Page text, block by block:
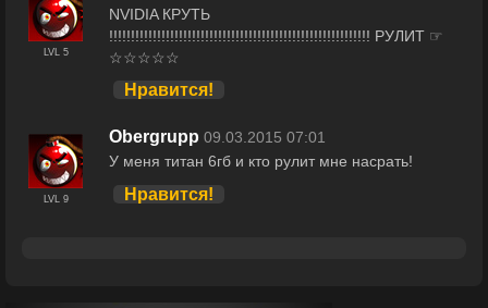
LVL 5
NVIDIA КРУТЬ
!!!!!!!!!!!!!!!!!!!!!!!!!!!!!!!!!!!!!!!!!!!!!!!!!!!!!!!!!!!! РУЛИТ ☞
☆☆☆☆☆
Нравится!
LVL 9
Obergrupp 09.03.2015 07:01
У меня титан 6гб и кто рулит мне насрать!
Нравится!